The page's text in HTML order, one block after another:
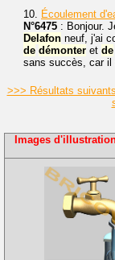
10. Écoulement
N°6475 : Bonjour.
Delafon neuf, j'ai
de démonter et de
sans succès, car il
>>> Résultats
Images